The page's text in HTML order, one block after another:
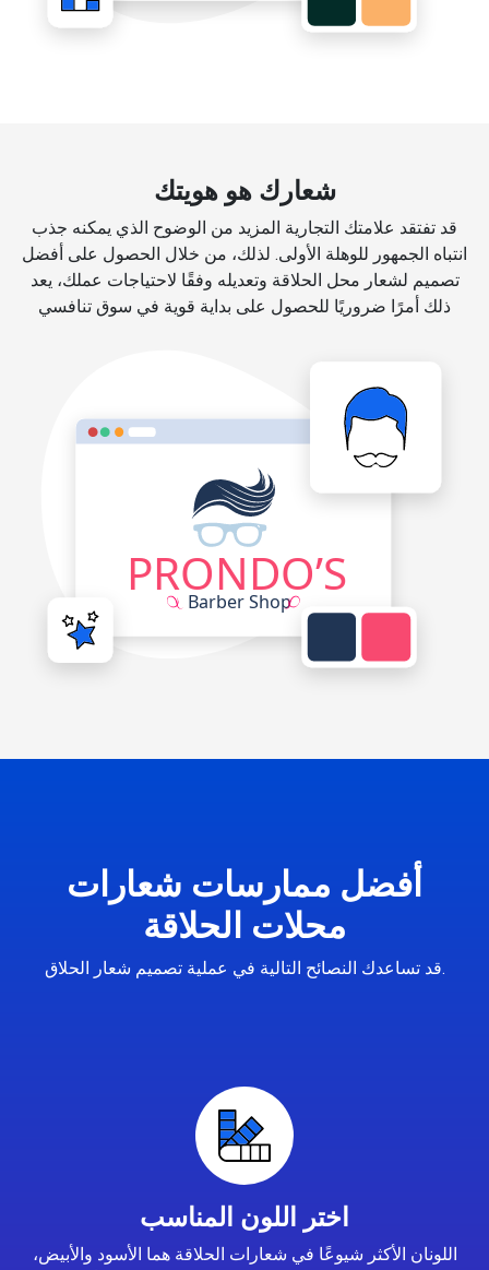
شعارك هو هويتك
قد تفتقد علامتك التجارية المزيد من الوضوح الذي يمكنه جذب
انتباه الجمهور للوهلة الأولى. لذلك، من خلال الحصول على أفضل
تصميم لشعار محل الحلاقة وتعديله وفقًا لاحتياجات عملك، يعد
ذلك أمرًا ضروريًا للحصول على بداية قوية في سوق تنافسي
أفضل ممارسات شعارات
محلات الحلاقة
قد تساعدك النصائح التالية في عملية تصميم شعار الحلاق.
اختر اللون المناسب
اللونان الأكثر شيوعًا في شعارات الحلاقة هما الأسود والأبيض،